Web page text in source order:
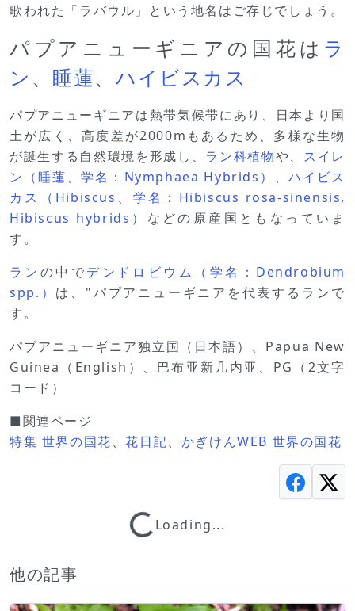
歌われた「ラバウル」という地名はご存じでしょう。
パプアニューギニアの国花は ラ
ン 、 睡蓮、ハイビスカス
パプアニューギニアは熱帯気候帯にあり、日本より国
土が広く、高度差が2000mもあるため、多様な生物
が誕生する自然環境を形成し、 ラン科植物や、 スイレ
ン（睡蓮、学名：Nymphaea Hybrids） 、ハイビス
カス（Hibiscus、学名：Hibiscus rosa-sinensis,
Hibiscus hybrids） などの原産国ともなっていま
す。
ラン の中でデンドロビウム（学名：Dendrobium
spp.） は、"パプアニューギニアを代表するランで
す。
パプアニューギニア独立国（日本語）、Papua New
Guinea（English）、巴布亚新几内亚、PG（2文字
コード）
■関連ページ
特集 世界の国花、花日記、 かぎけんWEB 世界の国花
Loading...
Loading...
他の記事